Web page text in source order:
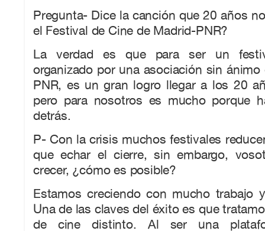
Pregunta- Dice la canción que 20 años
el Festival de Cine de Madrid-PNR?
La verdad es que para ser un
organizado por una asociación sin
PNR, es un gran logro llegar a los 20
pero para nosotros es mucho porque
detrás.
P- Con la crisis muchos festivales
que echar el cierre, sin embargo,
crecer, ¿cómo es posible?
Estamos creciendo con mucho trabajo
Una de las claves del éxito es que
de cine distinto. Al ser una